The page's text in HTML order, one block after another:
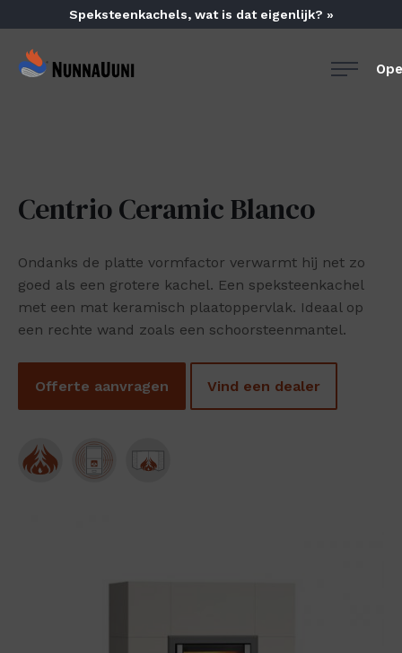
content
Speksteenkachels, wat is dat eigenlijk? »
NunnaUuni
Centrio Ceramic Blanco
Ondanks de platte vormfactor verwarmt hij net zo
goed als een grotere kachel. Een speksteenkachel
met een mat keramisch plaatoppervlak. Ideaal op
een rechte wand zoals een schoorsteenmantel.
Offerte aanvragen Vind een dealer